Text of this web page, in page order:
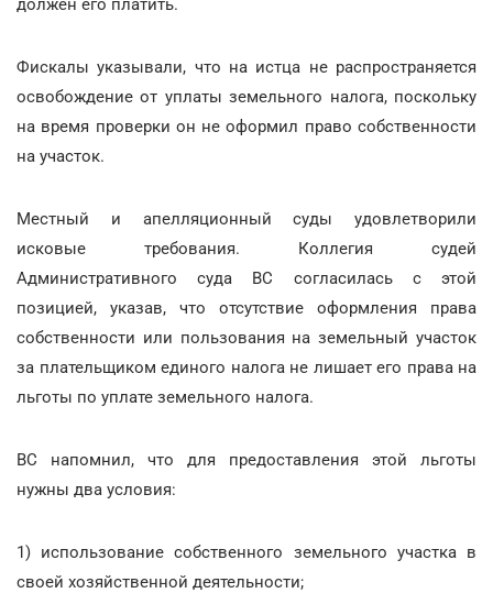
должен его платить.
Фискалы указывали, что на истца не распространяется
освобождение от уплаты земельного налога, поскольку
на время проверки он не оформил право собственности
на участок.
Местный и апелляционный суды удовлетворили
исковые требования. Коллегия судей
Административного суда ВС согласилась с этой
позицией, указав, что отсутствие оформления права
собственности или пользования на земельный участок
за плательщиком единого налога не лишает его права на
льготы по уплате земельного налога.
ВС напомнил, что для предоставления этой льготы
нужны два условия:
1) использование собственного земельного участка в
своей хозяйственной деятельности;